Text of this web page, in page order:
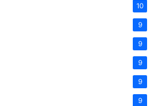
10
9
9
9
9
9